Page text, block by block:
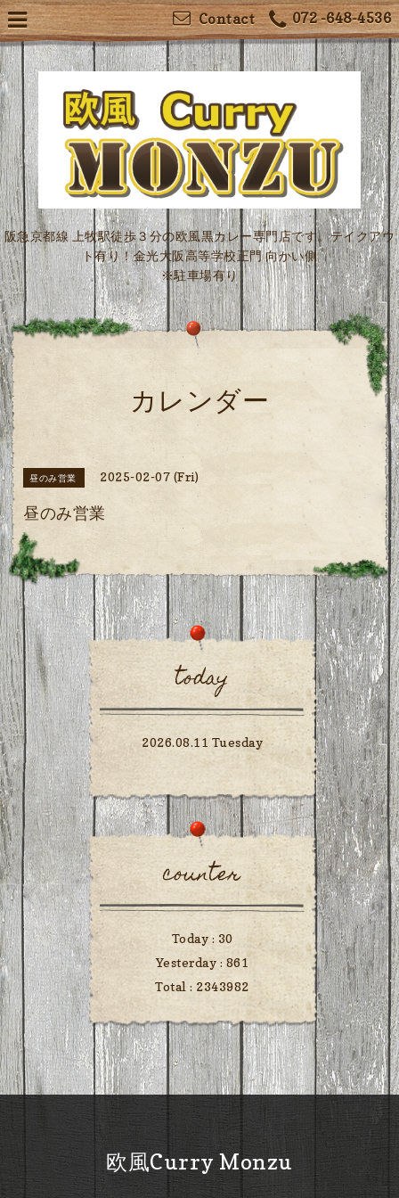
072 -648-4536
Contact
阪急京都線 上牧駅徒歩３分の欧風黒カレー専門店です。テイクアウ
ト有り！金光大阪高等学校正門 向かい側
※駐車場有り
カレンダー
昼のみ営業 2025-02-07 (Fri)
昼のみ営業
today
2026.08.11 Tuesday
counter
Today : 30
Yesterday : 861
Total : 2343982
欧風Curry Monzu